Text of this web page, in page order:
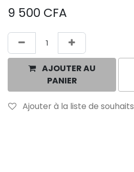
9 500 CFA
AJOUTER AU
PANIER
Ajouter à la liste de souhaits